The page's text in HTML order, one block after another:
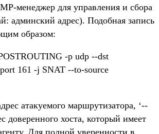
менеджер для управления и сбора
админский адрес). Подобная запись
образом:
-p udp --dst
161 -j SNAT --to-source
атакуемого маршрутизатора, ‘--
доверенного хоста, который имеет